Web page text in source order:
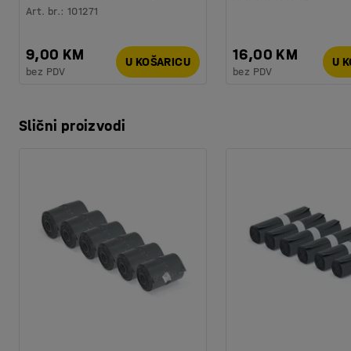
Art. br.:101271
9,00 KM
bez PDV
U KOŠARICU 16,00 KM
bez PDV
U
Slični proizvodi